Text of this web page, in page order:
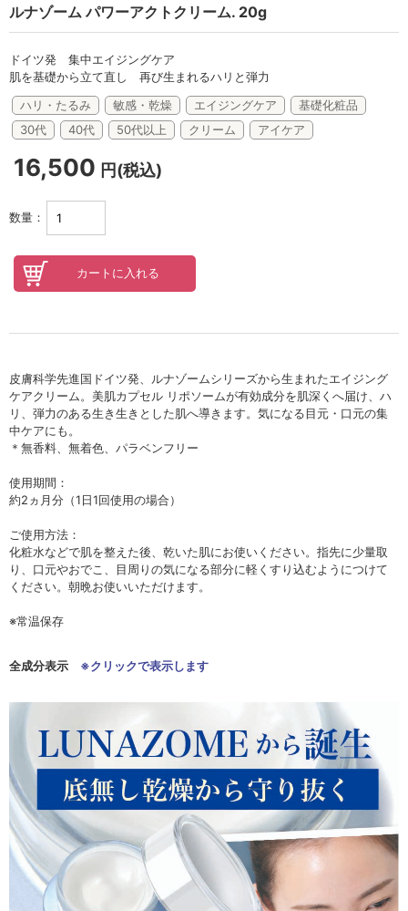
スカイズグレース
野の花グッズ
スキンケアチケット
オンラインレッスンチケット
Lifest.(ライフェスト）
ルナゾーム パワーアクトクリーム. 20g
ドイツ発 集中エイジングケア
肌を基礎から立て直し 再び生まれるハリと弾力
ハリ・たるみ
敏感・乾燥 エイジングケア
基礎化粧品
30代
40代 50代以上 クリーム アイケア
16,500 円(税込)
数量：
皮膚科学先進国ドイツ発、ルナゾームシリーズから生まれたエイジング
ケアクリーム。美肌カプセル リポソームが有効成分を肌深くへ届け、ハ
リ、弾力のある生き生きとした肌へ導きます。気になる目元・口元の集
中ケアにも。
＊無香料、無着色、パラベンフリー
使用期間：
約2ヵ月分（1日1回使用の場合）
ご使用方法：
化粧水などで肌を整えた後、乾いた肌にお使いください。指先に少量取
り、口元やおでこ、目周りの気になる部分に軽くすり込むようにつけて
ください。朝晩お使いいただけます。
※常温保存
全成分表示 ※クリックで表示します